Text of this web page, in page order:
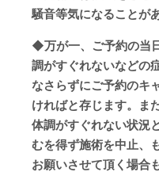
騒音等気になることが
◆万が一、ご予約の当
調がすぐれないなどの
なさらずにご予約のキ
ければと存じます。ま
体調がすぐれない状況
むを得ず施術を中止、
お願いさせて頂く場合